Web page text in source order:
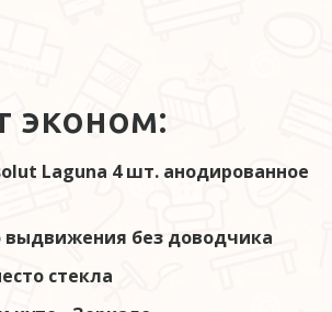
эконом:
Laguna 4 шт. анодированное
без доводчика
стекла